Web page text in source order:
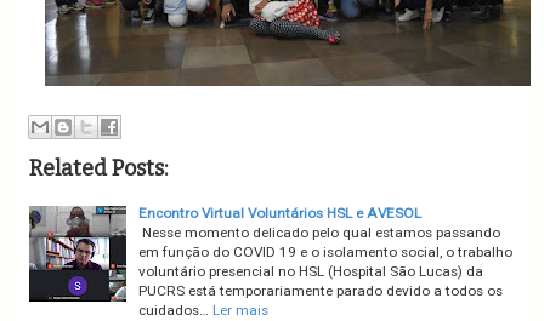
Related Posts:
Encontro Virtual Voluntários HSL e AVESOL
Nesse momento delicado pelo qual estamos passando
em função do COVID 19 e o isolamento social, o trabalho
voluntário presencial no HSL (Hospital São Lucas) da
PUCRS está temporariamente parado devido a todos os
cuidados… Ler mais